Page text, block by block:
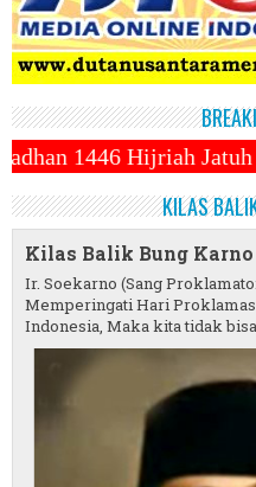
Pada Hari Sabtu 1
KILAS
Kilas Balik Bung
Ir. Soekarno (Sang
Memperingati Hari
Indonesia, Maka kita tidak bisa